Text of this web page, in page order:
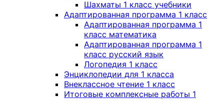
Шахматы 1 класс учебники
Адаптированная программа 1 класс
Адаптированная программа 1
класс математика
Адаптированная программа 1
класс русский язык
Логопедия 1 класс
Энциклопедии для 1 класса
Внеклассное чтение 1 класс
Итоговые комплексные работы 1